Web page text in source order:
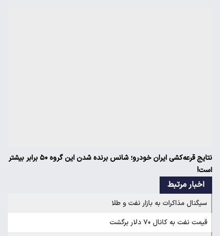
نتایج قرعه‌کشی ایران خودرو؛ شانس برنده شدن این گروه ۵۰ برابر بیشتر
است!
اخبار مرتبط
سیگنال مذاکرات به بازار نفت و طلا
قیمت نفت به کانال ۷۰ دلار برگشت